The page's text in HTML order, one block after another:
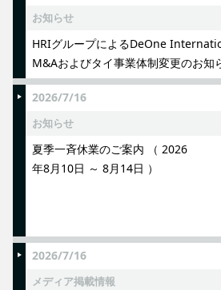
お知らせ
HRIグループによるDeOne
M&Aおよびタイ事業体制変更のお知
2026/7/16
お知らせ
夏季一斉休業のご案内 （ 2026
年8月10日 ～ 8月14日 ）
2026/7/16
メディア掲載情報